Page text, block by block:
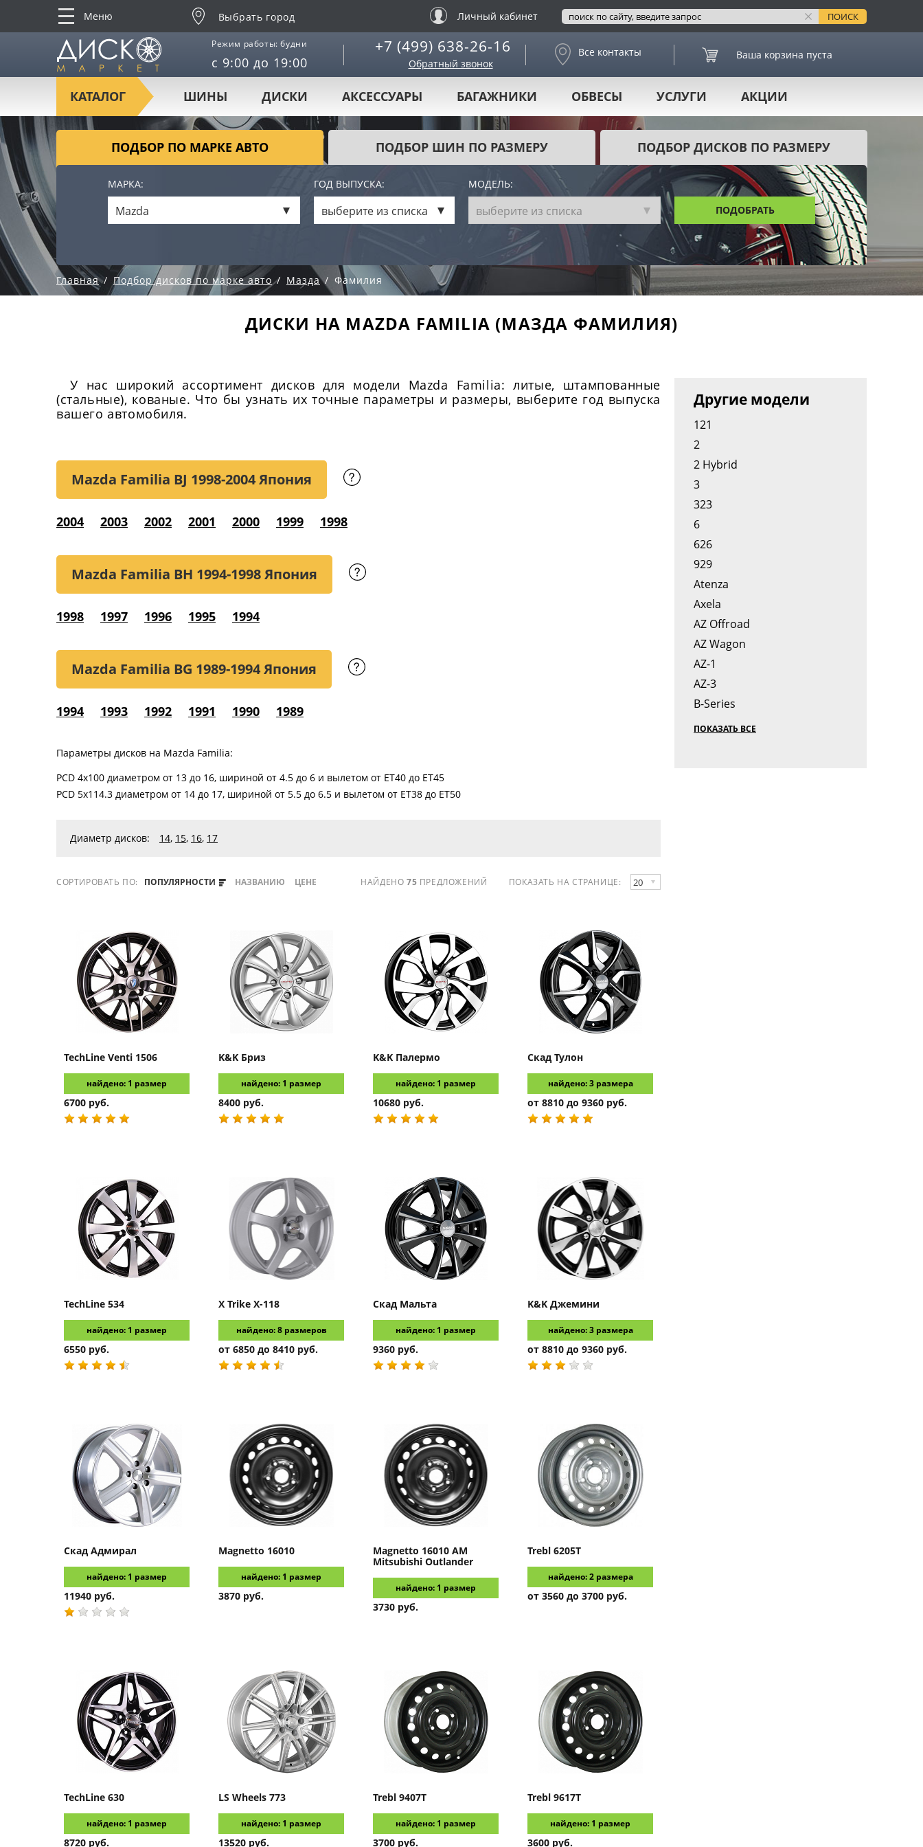
Меню Выбрать город Личный кабинет
Режим работы: будни
с 9:00 до 19:00
+7 (499) 638-26-16
Обратный звонок
Все контакты Ваша корзина пуста
КАТАЛОГ ШИНЫ ДИСКИ АКСЕССУАРЫ БАГАЖНИКИ ОБВЕСЫ УСЛУГИ АКЦИИ
ПОДБОР ПО МАРКЕ АВТО ПОДБОР ШИН ПО РАЗМЕРУ ПОДБОР ДИСКОВ ПО РАЗМЕРУ
МАРКА: ГОД ВЫПУСКА: МОДЕЛЬ:
Mazda выберите из списка выберите из списка ПОДОБРАТЬ
Главная Подбор дисков по марке авто Мазда Фамилия
ДИСКИ НА MAZDA FAMILIA (МАЗДА ФАМИЛИЯ)
У нас широкий ассортимент дисков для модели Mazda Familia: литые, штампованные
(стальные), кованые. Что бы узнать их точные параметры и размеры, выберите год выпуска
вашего автомобиля.
Mazda Familia BJ 1998-2004 Япония
2004 2003 2002 2001 2000 1999 1998
Mazda Familia BH 1994-1998 Япония
1998 1997 1996 1995 1994
Mazda Familia BG 1989-1994 Япония
1994 1993 1992 1991 1990 1989
Параметры дисков на Mazda Familia:
PCD 4x100 диаметром от 13 до 16, шириной от 4.5 до 6 и вылетом от ET40 до ET45
PCD 5x114.3 диаметром от 14 до 17, шириной от 5.5 до 6.5 и вылетом от ET38 до ET50
Диаметр дисков: 14, 15, 16, 17
СОРТИРОВАТЬ ПО: ПОПУЛЯРНОСТИ НАЗВАНИЮ ЦЕНЕ НАЙДЕНО 75 ПРЕДЛОЖЕНИЙ ПОКАЗАТЬ НА СТРАНИЦЕ: 20
TechLine Venti 1506
найдено: 1 размер
6700 руб.
K&K Бриз
найдено: 1 размер
8400 руб.
K&K Палермо
найдено: 1 размер
10680 руб.
Скад Тулон
найдено: 3 размера
от 8810 до 9360 руб.
TechLine 534
найдено: 1 размер
6550 руб.
X Trike X-118
найдено: 8 размеров
от 6850 до 8410 руб.
Скад Мальта
найдено: 1 размер
9360 руб.
K&K Джемини
найдено: 3 размера
от 8810 до 9360 руб.
Скад Адмирал
найдено: 1 размер
11940 руб.
Magnetto 16010
найдено: 1 размер
3870 руб.
Magnetto 16010 AM
Mitsubishi Outlander
найдено: 1 размер
3730 руб.
Trebl 6205T
найдено: 2 размера
от 3560 до 3700 руб.
TechLine 630
найдено: 1 размер
8720 руб.
LS Wheels 773
найдено: 1 размер
13520 руб.
Trebl 9407T
найдено: 1 размер
3700 руб.
Trebl 9617T
найдено: 1 размер
3600 руб.
Другие модели
121
2
2 Hybrid
3
323
6
626
929
Atenza
Axela
AZ Offroad
AZ Wagon
AZ-1
AZ-3
B-Series
ПОКАЗАТЬ ВСЕ